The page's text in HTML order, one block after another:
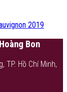
2019
Bon
TP. Hồ Chí Minh,